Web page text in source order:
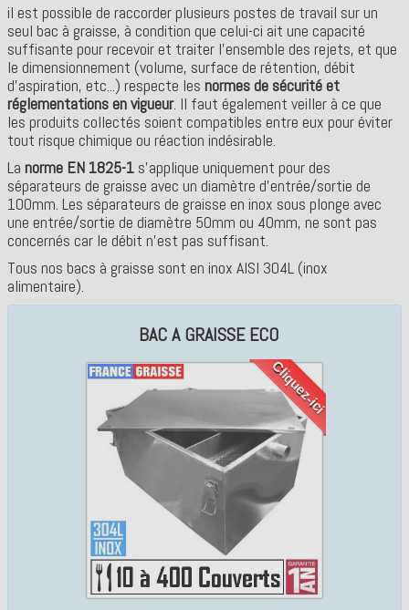
il est possible de raccorder plusieurs postes de travail sur un
seul bac à graisse, à condition que celui-ci ait une capacité
suffisante pour recevoir et traiter l’ensemble des rejets, et que
le dimensionnement (volume, surface de rétention, débit
d’aspiration, etc...) respecte les normes de sécurité et
réglementations en vigueur. Il faut également veiller à ce que
les produits collectés soient compatibles entre eux pour éviter
tout risque chimique ou réaction indésirable.
La norme EN 1825-1 s'applique uniquement pour des
séparateurs de graisse avec un diamètre d'entrée/sortie de
100mm. Les séparateurs de graisse en inox sous plonge avec
une entrée/sortie de diamètre 50mm ou 40mm, ne sont pas
concernés car le débit n'est pas suffisant.
Tous nos bacs à graisse sont en inox AISI 304L (inox
alimentaire).
BAC A GRAISSE ECO
Cliquez-ici